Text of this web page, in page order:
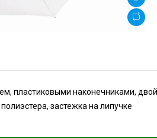
пластиковыми наконечниками,
застежка на липучке